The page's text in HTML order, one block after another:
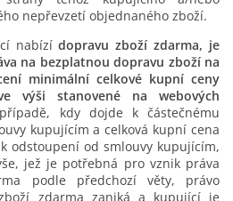
nepřevzetí objednaného zboží.
nabízídopravu zboží zdarma, je
na bezplatnou dopravu zboží na
minimální celkové kupní ceny
výši stanovené na webových
kdy dojde k částečnému
kupujícím a celková kupní cena
odstoupení od smlouvy kupujícím,
jež je potřebná pro vznik práva
podle předchozí věty, právo
zdarma zaniká a kupující je